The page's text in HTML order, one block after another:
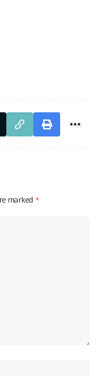
marked *